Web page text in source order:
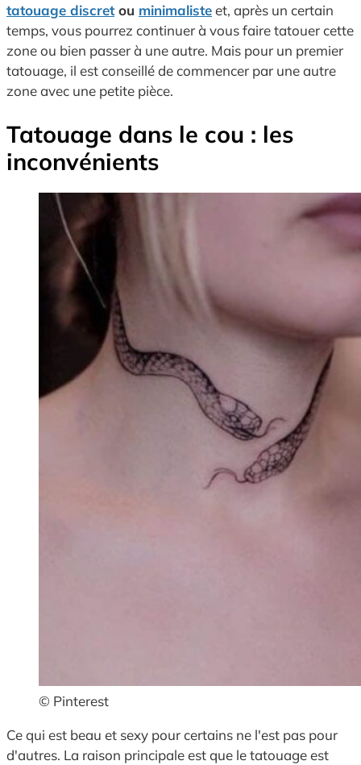
tatouage discretou minimalisteet, après un certain
temps, vous pourrez continuer à vous faire tatouer cette
zone ou bien passer à une autre. Mais pour un premier
tatouage, il est conseillé de commencer par une autre
zone avec une petite pièce.
Tatouage dans le cou : les
inconvénients
© Pinterest
Ce qui est beau et sexy pour certains ne l'est pas pour
d'autres. La raison principale est que le tatouage est